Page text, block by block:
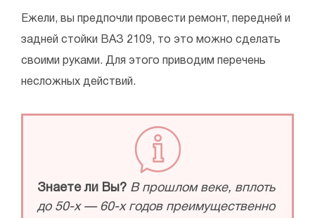
Ежели, вы предпочли провести ремонт, передней и
задней стойки ВАЗ 2109, то это можно сделать
своими руками. Для этого приводим перечень
несложных действий.
Знаете ли Вы? В прошлом веке, вплоть
до 50-х — 60-х годов преимущественно